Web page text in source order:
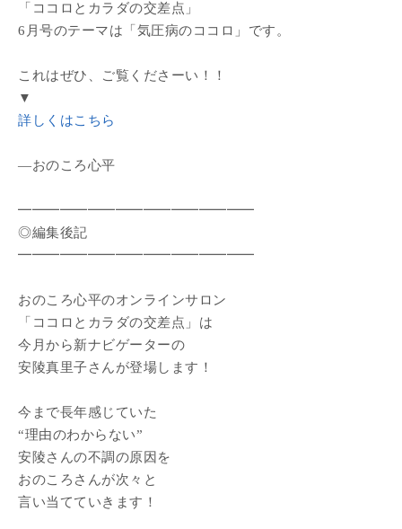
「ココロとカラダの交差点」
6月号のテーマは「気圧病のココロ」です。
これはぜひ、ご覧くださーい！！
▼
詳しくはこちら
―おのころ心平
━━━━━━━━━━━━━━━━━
◎編集後記
━━━━━━━━━━━━━━━━━
おのころ心平のオンラインサロン
「ココロとカラダの交差点」は
今月から新ナビゲーターの
安陵真里子さんが登場します！
今まで長年感じていた
“理由のわからない”
安陵さんの不調の原因を
おのころさんが次々と
言い当てていきます！